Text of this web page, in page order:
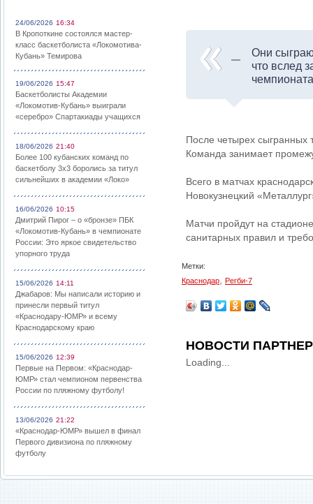
24/06/2026 16:34
В Кропоткине состоялся мастер-
класс баскетболиста «Локомотива-
Кубань» Темирова
19/06/2026 15:47
Баскетболисты Академии
«Локомотив-Кубань» выиграли
«серебро» Спартакиады учащихся
18/06/2026 21:40
Более 100 кубанских команд по
баскетболу 3х3 боролись за титул
сильнейших в академии «Локо»
16/06/2026 10:15
Дмитрий Пирог – о «бронзе» ПБК
«Локомотив-Кубань» в чемпионате
России: Это яркое свидетельство
упорного труда
15/06/2026 14:11
Джабаров: Мы написали историю и
принесли первый титул
«Краснодару-ЮМР» и всему
Краснодарскому краю
15/06/2026 12:39
Первые на Первом: «Краснодар-
ЮМР» стал чемпионом первенства
России по пляжному футболу!
13/06/2026 21:22
«Краснодар-ЮМР» вышел в финал
Первого дивизиона по пляжному
футболу
Они
что вслед
После четырех сыгранных
Команда занимает
Всего в матчах
Новокузнецкий
Матчи пройдут на
санитарных правил и
Метки:
Краснодар
Регби-7
НОВОСТИ
Loading...